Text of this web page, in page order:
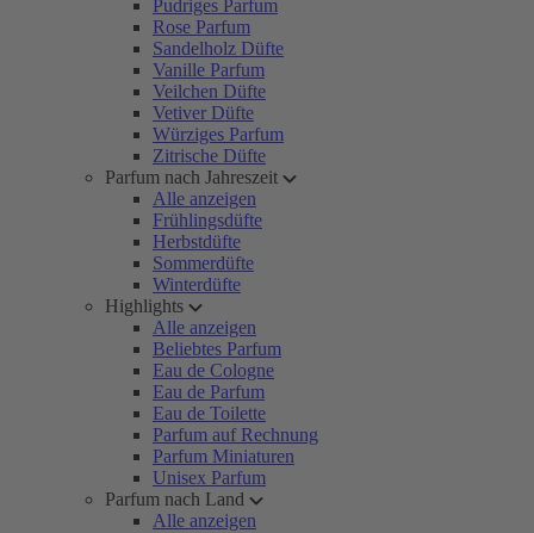
Pudriges Parfum
Rose Parfum
Sandelholz Düfte
Vanille Parfum
Veilchen Düfte
Vetiver Düfte
Würziges Parfum
Zitrische Düfte
Parfum nach Jahreszeit
Alle anzeigen
Frühlingsdüfte
Herbstdüfte
Sommerdüfte
Winterdüfte
Highlights
Alle anzeigen
Beliebtes Parfum
Eau de Cologne
Eau de Parfum
Eau de Toilette
Parfum auf Rechnung
Parfum Miniaturen
Unisex Parfum
Parfum nach Land
Alle anzeigen